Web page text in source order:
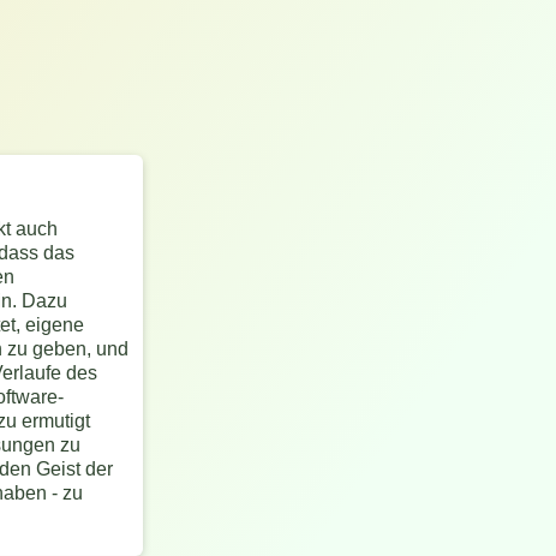
auch
das
Dazu
eigene
geben, und
des
ermutigt
zu
Geist der
- zu